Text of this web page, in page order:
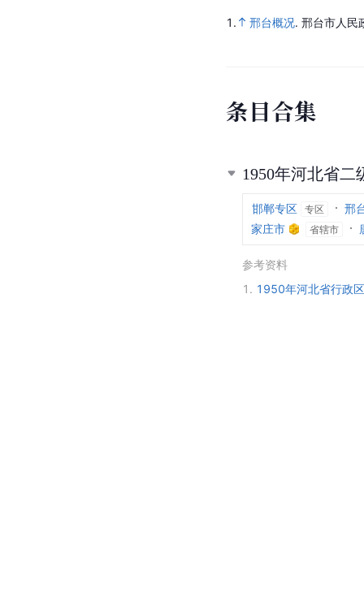
1. 邢台概况. 邢台市人民
条目合集
1950年河北省二
邯郸专区 专区
邢
家庄市
省辖市
参考资料
1. 1950年河北省行政